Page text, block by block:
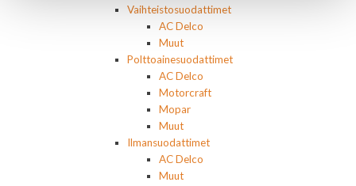
Vaihteistosuodattimet
AC Delco
Muut
Polttoainesuodattimet
AC Delco
Motorcraft
Mopar
Muut
Ilmansuodattimet
AC Delco
Muut